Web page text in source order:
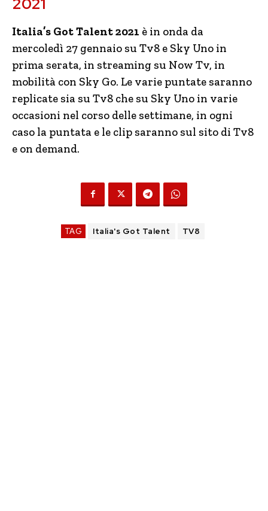
Italia’s Got Talent 2021 è in onda da
mercoledì 27 gennaio su Tv8 e Sky Uno in
prima serata, in streaming su Now Tv, in
mobilità con Sky Go. Le varie puntate saranno
replicate sia su Tv8 che su Sky Uno in varie
occasioni nel corso delle settimane, in ogni
caso la puntata e le clip saranno sul sito di Tv8
e on demand.
TAG Italia's Got Talent TV8